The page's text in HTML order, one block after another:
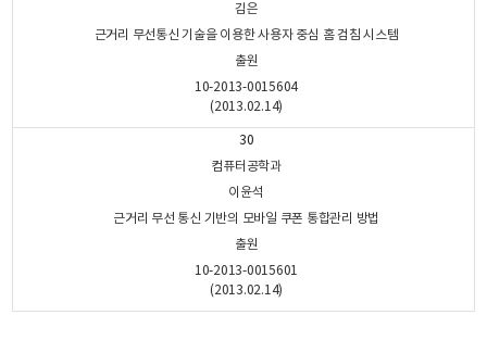
김은
근거리 무선통신 기술을 이용한 사용자 중심 홈 검침 시스템
출원
10-2013-0015604
(2013.02.14)
30
컴퓨터공학과
이윤석
근거리 무선 통신 기반의 모바일 쿠폰 통합관리 방법
출원
10-2013-0015601
(2013.02.14)